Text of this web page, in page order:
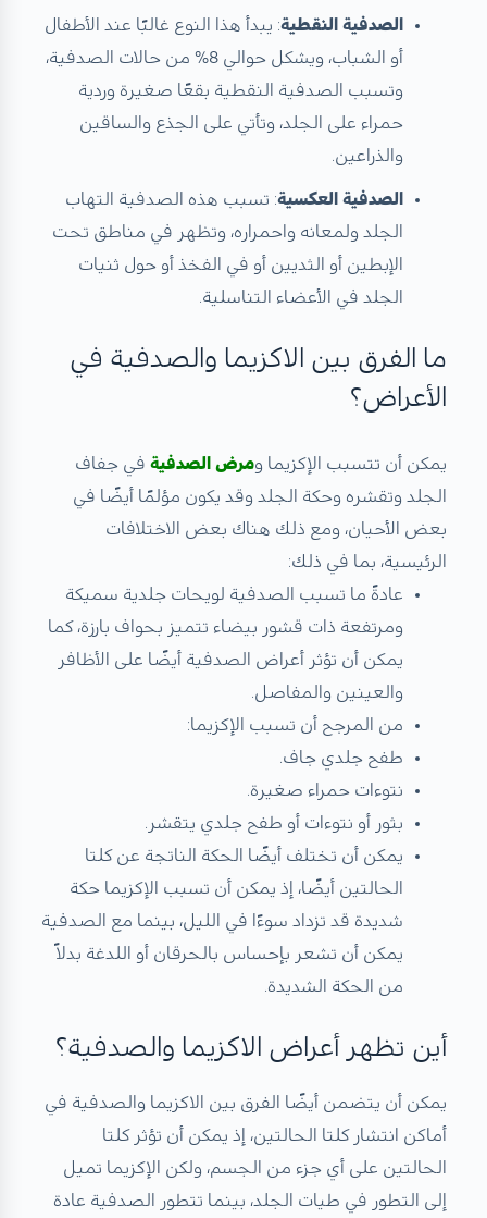
الصدفية النقطية: يبدأ هذا النوع غالبًا عند الأطفال
أو الشباب، ويشكل حوالي 8% من حالات الصدفية،
وتسبب الصدفية النقطية بقعًا صغيرة وردية
حمراء على الجلد، وتأتي على الجذع والساقين
والذراعين.
الصدفية العكسية: تسبب هذه الصدفية التهاب
الجلد ولمعانه واحمراره، وتظهر في مناطق تحت
الإبطين أو الثديين أو في الفخذ أو حول ثنيات
الجلد في الأعضاء التناسلية.
ما الفرق بين الاكزيما والصدفية في
الأعراض؟
يمكن أن تتسبب الإكزيما ومرض الصدفيةفي جفاف
الجلد وتقشره وحكة الجلد وقد يكون مؤلمًا أيضًا في
بعض الأحيان، ومع ذلك هناك بعض الاختلافات
الرئيسية، بما في ذلك:
عادةً ما تسبب الصدفية لويحات جلدية سميكة
ومرتفعة ذات قشور بيضاء تتميز بحواف بارزة، كما
يمكن أن تؤثر أعراض الصدفية أيضًا على الأظافر
والعينين والمفاصل.
من المرجح أن تسبب الإكزيما:
طفح جلدي جاف.
نتوءات حمراء صغيرة.
بثور أو نتوءات أو طفح جلدي يتقشر.
يمكن أن تختلف أيضًا الحكة الناتجة عن كلتا
الحالتين أيضًا، إذ يمكن أن تسبب الإكزيما حكة
شديدة قد تزداد سوءًا في الليل، بينما مع الصدفية
يمكن أن تشعر بإحساس بالحرقان أو اللدغة بدلاً
من الحكة الشديدة.
أين تظهر أعراض الاكزيما والصدفية؟
يمكن أن يتضمن أيضًا الفرق بين الاكزيما والصدفية في
أماكن انتشار كلتا الحالتين، إذ يمكن أن تؤثر كلتا
الحالتين على أي جزء من الجسم، ولكن الإكزيما تميل
إلى التطور في طيات الجلد، بينما تتطور الصدفية عادة